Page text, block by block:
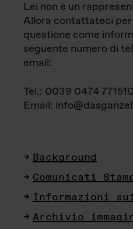
Lei non è un
Allora contattateci
questione come
seguente numero di
email:
Tel.: 0039 0474 771510
Email:
Background
Comunicati
Informazioni
Archivio